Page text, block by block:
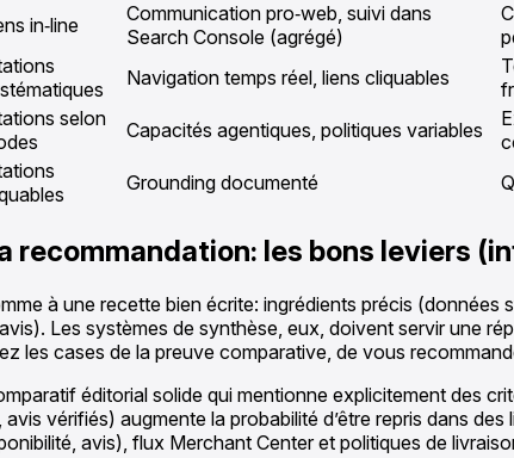
in‑line
Communication pro‑web, suivi dans
Search Console (agrégé)
Navigation temps réel, liens cliquables
selon
Capacités agentiques, politiques variables
Grounding documenté
recommandation: les bons leviers
à une recette bien écrite: ingrédients précis
Les systèmes de synthèse, eux, doivent servir une
les cases de la preuve comparative, de vous
éditorial solide qui mentionne explicitement des
vérifiés) augmente la probabilité d’être repris dans
avis), flux Merchant Center et politiques de